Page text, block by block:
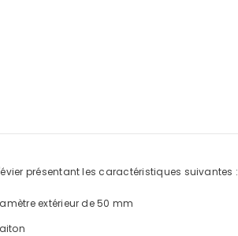
présentant les caractéristiques suivantes :
extérieur de 50 mm